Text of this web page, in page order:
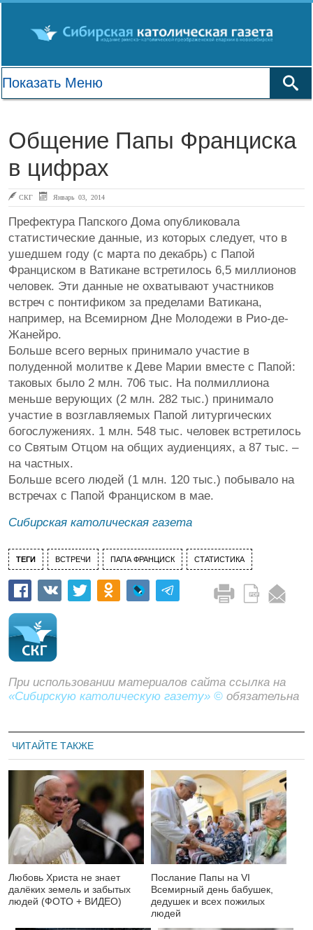
Общение Папы Франциска
в цифрах
СКГ Январь 03, 2014
Префектура Папского Дома опубликовала
статистические данные, из которых следует, что в
ушедшем году (с марта по декабрь) с Папой
Франциском в Ватикане встретилось 6,5 миллионов
человек. Эти данные не охватывают участников
встреч с понтификом за пределами Ватикана,
например, на Всемирном Дне Молодежи в Рио-де-
Жанейро.
Больше всего верных принимало участие в
полуденной молитве к Деве Марии вместе с Папой:
таковых было 2 млн. 706 тыс. На полмиллиона
меньше верующих (2 млн. 282 тыс.) принимало
участие в возглавляемых Папой литургических
богослужениях. 1 млн. 548 тыс. человек встретилось
со Святым Отцом на общих аудиенциях, а 87 тыс. –
на частных.
Больше всего людей (1 млн. 120 тыс.) побывало на
встречах с Папой Франциском в мае.
Сибирская католическая газета
ТЕГИ ВСТРЕЧИ ПАПА ФРАНЦИСК СТАТИСТИКА
При использовании материалов сайта ссылка на
«Сибирскую католическую газету» © обязательна
ЧИТАЙТЕ ТАКЖЕ
Любовь Христа не знает
далёких земель и забытых
людей (ФОТО + ВИДЕО)
Послание Папы на VI
Всемирный день бабушек,
дедушек и всех пожилых
людей